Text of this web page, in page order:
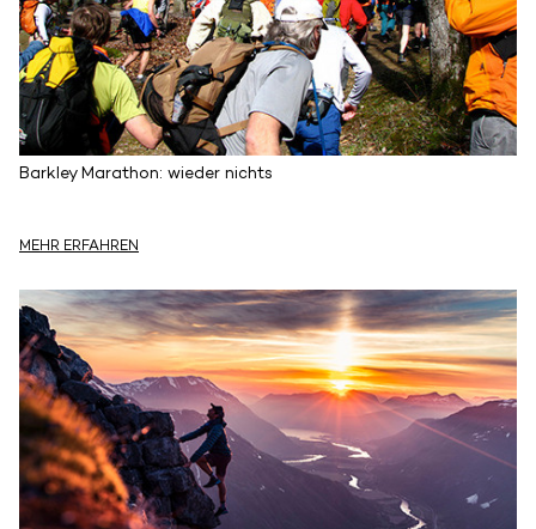
Barkley Marathon: wieder nichts
MEHR ERFAHREN